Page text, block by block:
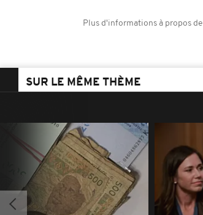
Plus d'informations à propos de
SUR LE MÊME THÈME